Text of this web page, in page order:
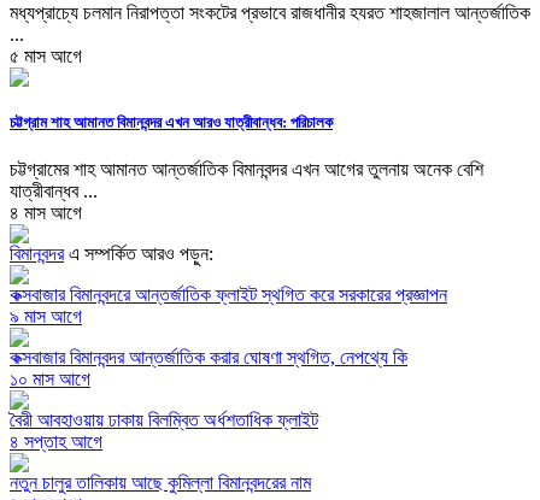
মধ্যপ্রাচ্যে চলমান নিরাপত্তা সংকটের প্রভাবে রাজধানীর হযরত শাহজালাল আন্তর্জাতিক
...
৫ মাস আগে
চট্টগ্রাম শাহ আমানত বিমানবন্দর এখন আরও যাত্রীবান্ধব: পরিচালক
চট্টগ্রামের শাহ আমানত আন্তর্জাতিক বিমানবন্দর এখন আগের তুলনায় অনেক বেশি
যাত্রীবান্ধব ...
৪ মাস আগে
বিমানবন্দরএ সম্পর্কিত আরও পড়ুন:
কক্সবাজার বিমানবন্দরে আন্তর্জাতিক ফ্লাইট স্থগিত করে সরকারের প্রজ্ঞাপন
৯ মাস আগে
কক্সবাজার বিমানবন্দর আন্তর্জাতিক করার ঘোষণা স্থগিত, নেপথ্যে কি
১০ মাস আগে
বৈরী আবহাওয়ায় ঢাকায় বিলম্বিত অর্ধশতাধিক ফ্লাইট
৪ সপ্তাহ আগে
নতুন চালুর তালিকায় আছে কুমিল্লা বিমানবন্দরের নাম